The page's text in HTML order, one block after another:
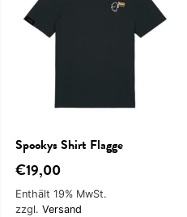
Spookys Shirt Flagge
€19,00
Enthält 19% MwSt.
zzgl. Versand